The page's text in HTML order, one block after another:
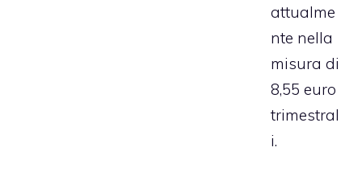
attualme
nte nella
misura di
8,55 euro
trimestral
i.